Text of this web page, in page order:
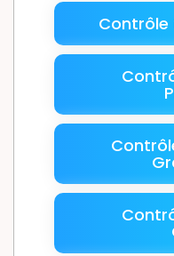
Contrôle